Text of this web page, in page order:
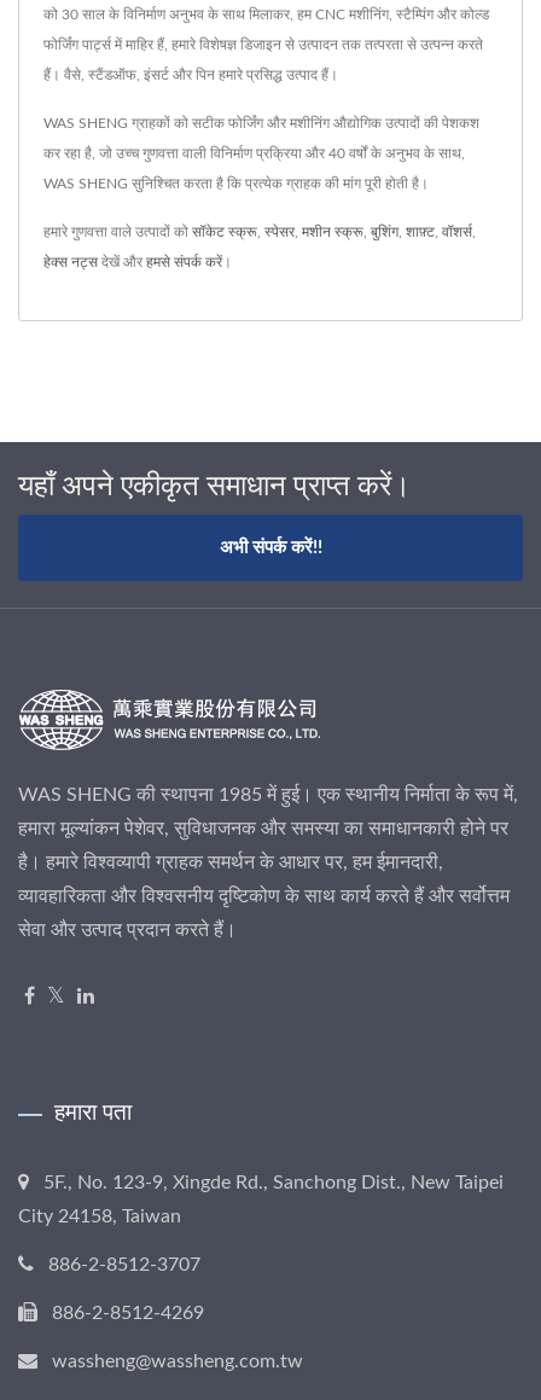
को 30 साल के विनिर्माण अनुभव के साथ मिलाकर, हम CNC मशीनिंग, स्टैम्पिंग और कोल्ड
फोर्जिंग पार्ट्स में माहिर हैं, हमारे विशेषज्ञ डिजाइन से उत्पादन तक तत्परता से उत्पन्न करते
हैं। वैसे, स्टैंडऑफ, इंसर्ट और पिन हमारे प्रसिद्ध उत्पाद हैं।
WAS SHENG ग्राहकों को सटीक फोर्जिंग और मशीनिंग औद्योगिक उत्पादों की पेशकश
कर रहा है, जो उच्च गुणवत्ता वाली विनिर्माण प्रक्रिया और 40 वर्षों के अनुभव के साथ,
WAS SHENG सुनिश्चित करता है कि प्रत्येक ग्राहक की मांग पूरी होती है।
हमारे गुणवत्ता वाले उत्पादों को सॉकेट स्क्रू स्पेसर, मशीन स्क्रू बुशिंग, शाफ़्ट वॉशर्स
हेक्स नट्स देखें औरहमसे संपर्क करें।
यहाँ अपने एकीकृत समाधान प्राप्त करें।
अभी संपर्क करें!!
WAS SHENG की स्थापना 1985 में हुई। एक स्थानीय निर्माता के रूप में,
हमारा मूल्यांकन पेशेवर, सुविधाजनक और समस्या का समाधानकारी होने पर
है। हमारे विश्वव्यापी ग्राहक समर्थन के आधार पर, हम ईमानदारी,
व्यावहारिकता और विश्वसनीय दृष्टिकोण के साथ कार्य करते हैं और सर्वोत्तम
सेवा और उत्पाद प्रदान करते हैं।
हमारा पता
5F., No. 123-9, Xingde Rd., Sanchong Dist., New Taipei
City 24158, Taiwan
886-2-8512-3707
886-2-8512-4269
wassheng@wassheng.com.tw